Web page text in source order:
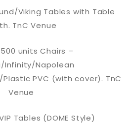
Viking Tables with Table
TnC Venue
units Chairs –
Infinity/Napolean
PVC (with cover). TnC
Venue
Tables (DOME Style)